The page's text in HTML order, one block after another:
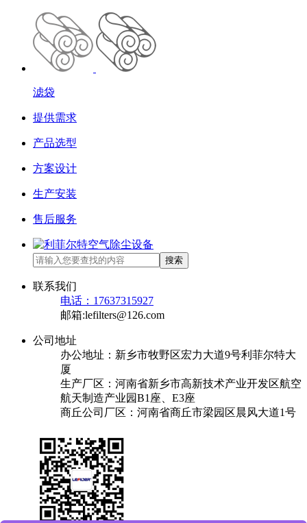
滤袋
提供需求
产品选型
方案设计
生产安装
售后服务
搜索
联系我们
电话：17637315927
邮箱:lefilters@126.com
公司地址
办公地址：新乡市牧野区宏力大道9号利菲尔特大
厦
生产厂区：河南省新乡市高新技术产业开发区航空
航天制造产业园B1座、E3座
商丘公司厂区：河南省商丘市梁园区晨风大道1号